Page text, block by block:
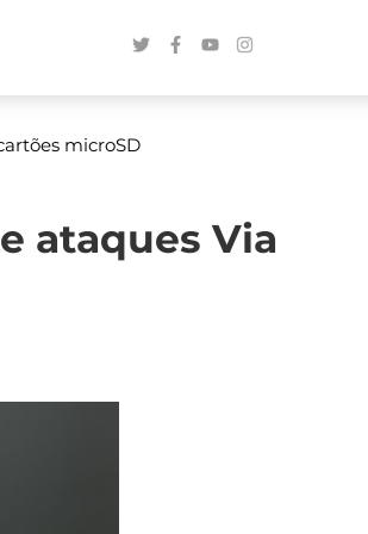
microSD
ataques Via